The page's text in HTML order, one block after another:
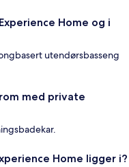
Home og i
utendørsbasseng
med private
Home ligger i?